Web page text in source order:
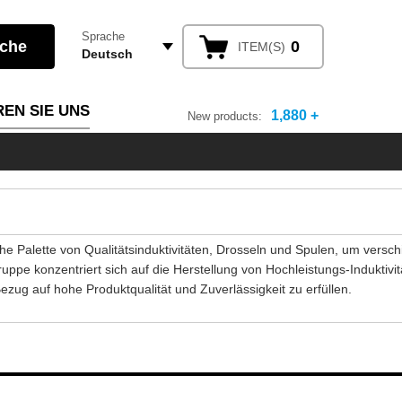
Sprache
Deutsch ITEM(S) 0
SIE UNS New products: 1,880 +
Palette von Qualitätsinduktivitäten, Drosseln und Spulen, um
konzentriert sich auf die Herstellung von Hochleistungs-
auf hohe Produktqualität und Zuverlässigkeit zu erfüllen.